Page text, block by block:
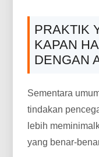
PRAKTIK
KAPAN
DENGAN
Sementara
tindakan
lebih
yang benar-